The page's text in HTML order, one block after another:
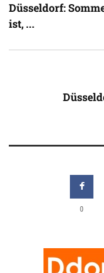
Düsseldorf:
ist, ...
0